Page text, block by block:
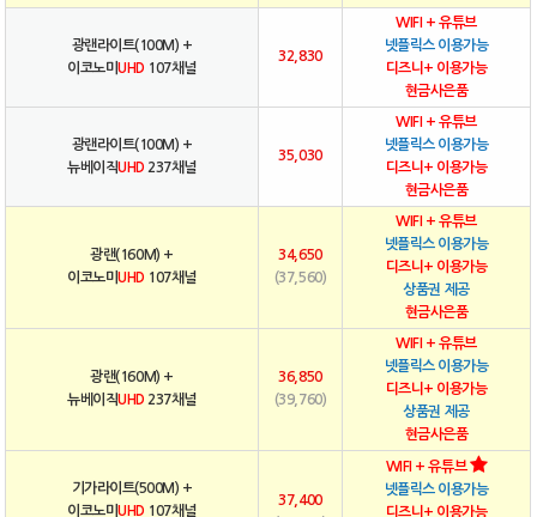
광랜라이트(100M) +
이코노미UHD 107채널
32,830
WIFI + 유튜브
넷플릭스 이용가능
디즈니+ 이용가능
현금사은품
광랜라이트(100M) +
뉴베이직UHD 237채널
35,030
WIFI + 유튜브
넷플릭스 이용가능
디즈니+ 이용가능
현금사은품
광랜(160M) +
이코노미UHD 107채널
34,650
(37,560)
WIFI + 유튜브
넷플릭스 이용가능
디즈니+ 이용가능
상품권 제공
현금사은품
광랜(160M) +
뉴베이직UHD 237채널
36,850
(39,760)
WIFI + 유튜브
넷플릭스 이용가능
디즈니+ 이용가능
상품권 제공
현금사은품
기가라이트(500M) +
이코노미UHD 107채널
37,400
WIFI + 유튜브
넷플릭스 이용가능
디즈니+ 이용가능